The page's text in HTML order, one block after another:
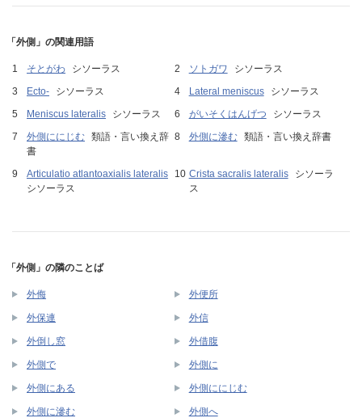
「外側」の関連用語
そとがわ シソーラス ソトガワ
シソーラス
Ecto-
シソーラス Lateral meniscus
シソーラス
Meniscus lateralis
シソーラス がいそくはんげつ
シソーラス
外側ににじむ 類語・言い換え辞
書
外側に滲む 類語・言い換え辞書
Articulatio atlantoaxialis lateralis
シソーラス
Crista sacralis lateralis
シソーラ
ス
「外側」の隣のことば
外侮 外便所
外保連 外信
外倒し窓 外借腹
外側で 外側に
外側にある 外側ににじむ
外側に滲む 外側へ